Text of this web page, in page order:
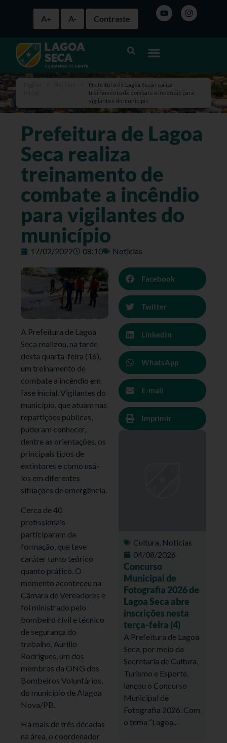
A+ A- Contraste
Prefeitura de Lagoa Seca realiza
treinamento de combate a incêndio para
vigilantes do município
Prefeitura de Lagoa
Seca realiza
treinamento de
combate a incêndio
para vigilantes do
município
17/02/2022 08:10 Notícias
A Prefeitura de Lagoa
Seca realizou, na tarde
desta quarta-feira (16),
um treinamento de
combate a incêndio em
fase inicial. Vigilantes do
município, que atuam nas
repartições públicas,
puderam conhecer,
dentre as orientações, os
principais tipos de
extintores e como usá-
los em diferentes
situações de emergência.
Cerca de 40
profissionais
participaram da
formação, que teve
caráter tanto teórico
quanto prático. O
momento aconteceu na
Câmara de Vereadores e
foi ministrado pelo
bombeiro civil e técnico
de segurança do
trabalho, Aurilio
Rodrigues, um dos
membros da ONG dos
Bombeiros Voluntários,
do município de Alagoa
Nova/PB.
Há mais de três décadas
na área, o coordenador
Facebook
Twitter
LinkedIn
WhatsApp
E-mail
Imprimir
Cultura, Notícias
04/08/2026
Concurso
Municipal de
Fotografia 2026 de
Lagoa Seca abre
inscrições nesta
terça-feira (4)
A Prefeitura de Lagoa
Seca, por meio da
Secretaria de Cultura,
Turismo e Esporte,
lançou o Concurso
Municipal de
Fotografia 2026. Com
o tema “Lagoa...